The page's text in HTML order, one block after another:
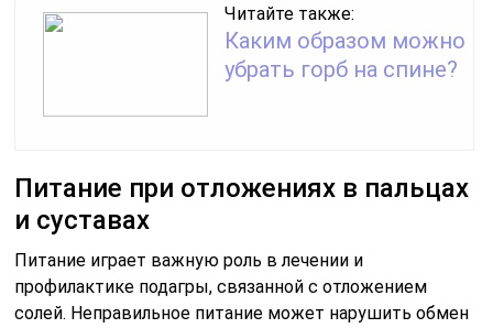
Читайте также:
Каким образом можно
убрать горб на спине?
Питание при отложениях в пальцах
и суставах
Питание играет важную роль в лечении и
профилактике подагры, связанной с отложением
солей. Неправильное питание может нарушить обмен